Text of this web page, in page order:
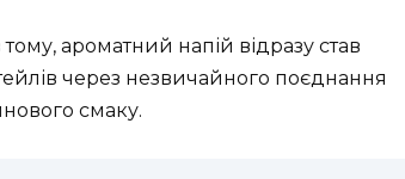
ароматний напій відразу став
через незвичайного поєднання
смаку.